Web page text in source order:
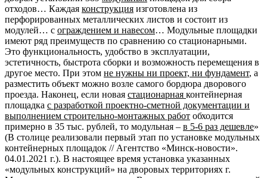
отходов… Каждая конструкция изготовлена из
перфорированных металлических листов и состоит из
модулей… с ограждением и навесом… Модульные площадки
имеют ряд преимуществ по сравнению со стационарными.
Это функциональность, удобство в эксплуатации,
эстетичность, быстрота сборки и возможность перемещения в
другое место. При этом не нужны ни проект, ни фундамент, а
разместить объект можно возле самого бордюра дворового
проезда. Наконец, если новая стационарная контейнерная
площадка с разработкой проектно-сметной документации и
выполнением строительно-монтажных работ обходится
примерно в 35 тыс. рублей, то модульная – в 5-6 раз дешевле»
(В столице реализовали первый этап по установке модульных
контейнерных площадок // Агентство «Минск-новости».
04.01.2021 г.). В настоящее время установка указанных
«модульных конструкций» на дворовых территориях г.